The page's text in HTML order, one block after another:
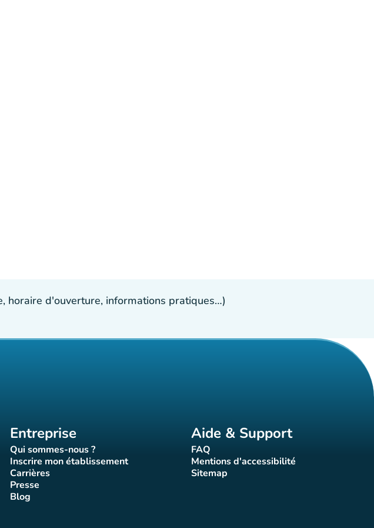
horaire d'ouverture, informations pratiques…)
Entreprise
Qui sommes-nous ?
(nouvel onglet)
Inscrire mon établissement
(nouvel onglet)
Carrières(nouvel onglet)
Presse(nouvel onglet)
Blog(nouvel onglet)
Aide & Support
FAQ(nouvel onglet)
Mentions d'accessibilité
(nouvel onglet)
Sitemap(nouvel onglet)